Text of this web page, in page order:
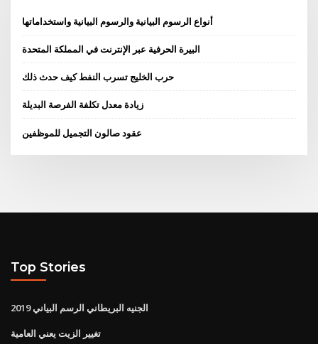
أنواع الرسوم البيانية والرسوم البيانية واستخداماتها
البيرة الحرفية عبر الإنترنت في المملكة المتحدة
حرب الخليج تسرب النفط كيف حدث ذلك
زيادة معدل تكلفة الفرصة البديلة
عقود صالون التجميل للموظفين
Top Stories
الجنيه البريطاني الرسم البياني 2019
تغيير الزيت يعني العامية